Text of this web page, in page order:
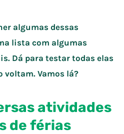
algumas dessas
lista com algumas
Dá para testar todas elas
voltam. Vamos lá?
atividades
de férias